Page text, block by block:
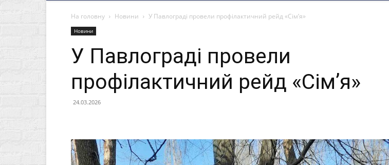
На головну Новини У Павлограді провели профілактичний рейд «Сім’я»
Новини
У Павлограді провели
профілактичний рейд «Сім’я»
24.03.2026